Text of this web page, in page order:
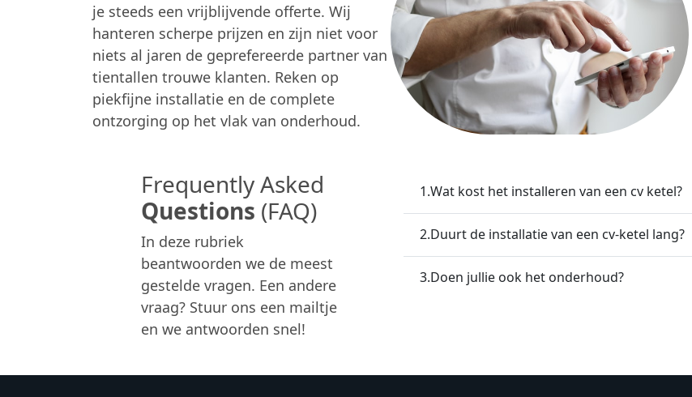
je steeds een vrijblijvende offerte. Wij
hanteren scherpe prijzen en zijn niet voor
niets al jaren de geprefereerde partner van
tientallen trouwe klanten. Reken op
piekfijne installatie en de complete
ontzorging op het vlak van onderhoud.
Frequently Asked
Questions (FAQ)
In deze rubriek
beantwoorden we de meest
gestelde vragen. Een andere
vraag? Stuur ons een mailtje
en we antwoorden snel!
1.Wat kost het installeren van een cv ketel?
2.Duurt de installatie van een cv-ketel lang?
3.Doen jullie ook het onderhoud?